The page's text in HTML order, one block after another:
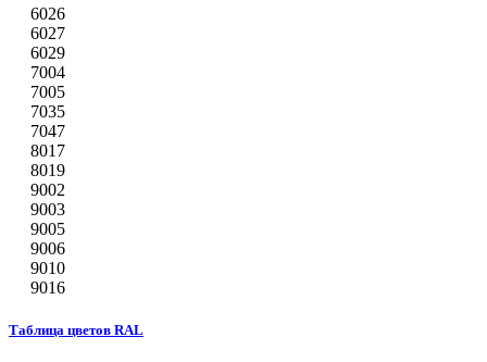
6026
6027
6029
7004
7005
7035
7047
8017
8019
9002
9003
9005
9006
9010
9016
Таблица цветов RAL